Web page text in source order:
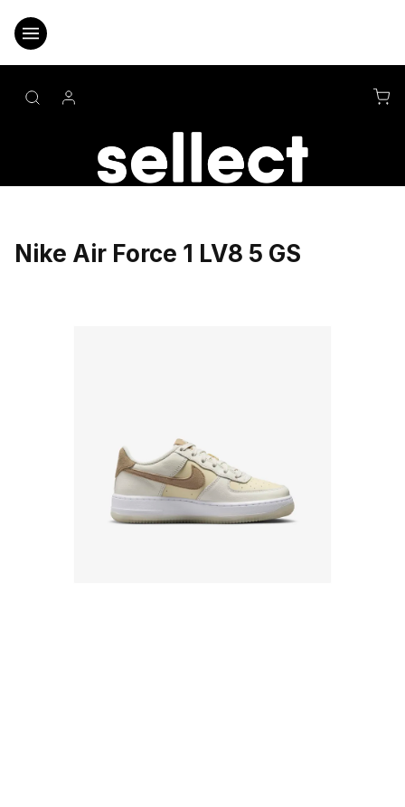
obsah
Nike Air Force 1 LV8 5 GS